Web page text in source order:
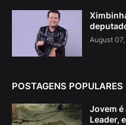
August
POSTAGENS POPULARES
Jovem
Leader,